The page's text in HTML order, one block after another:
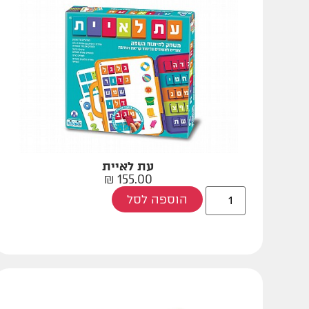
עת לאיית
155.00
₪
הוספה לסל